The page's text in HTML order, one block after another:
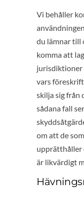
Vi behåller
du lämnar till
komma att
jurisdiktioner
vars
skilja sig från
sådana fall
om att de
upprätthåller
är likvärdigt